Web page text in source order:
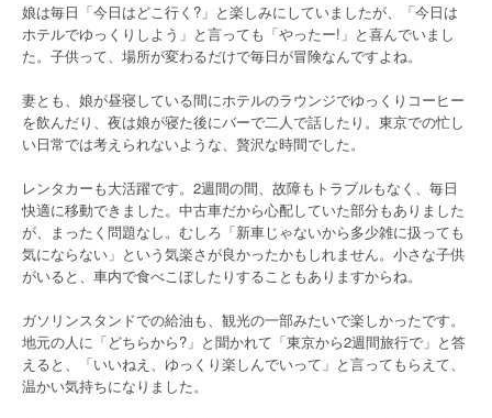
娘は毎日「今日はどこ行く?」と楽しみにしていましたが、「今日は
ホテルでゆっくりしよう」と言っても「やったー!」と喜んでいまし
た。子供って、場所が変わるだけで毎日が冒険なんですよね。
妻とも、娘が昼寝している間にホテルのラウンジでゆっくりコーヒー
を飲んだり、夜は娘が寝た後にバーで二人で話したり。東京での忙し
い日常では考えられないような、贅沢な時間でした。
レンタカーも大活躍です。2週間の間、故障もトラブルもなく、毎日
快適に移動できました。中古車だから心配していた部分もありました
が、まったく問題なし。むしろ「新車じゃないから多少雑に扱っても
気にならない」という気楽さが良かったかもしれません。小さな子供
がいると、車内で食べこぼしたりすることもありますからね。
ガソリンスタンドでの給油も、観光の一部みたいで楽しかったです。
地元の人に「どちらから?」と聞かれて「東京から2週間旅行で」と答
えると、「いいねえ、ゆっくり楽しんでいって」と言ってもらえて、
温かい気持ちになりました。